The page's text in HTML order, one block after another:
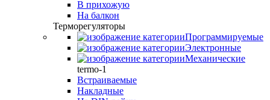
В прихожую
На балкон
Терморегуляторы
Программируемые
Электронные
Механические
termo-1
Встраиваемые
Накладные